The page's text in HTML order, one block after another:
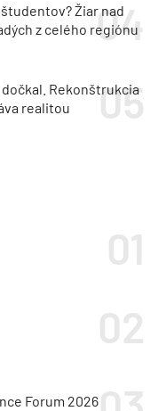
Žiar nad
z celého regiónu
Rekonštrukcia
realitou
Forum 2026